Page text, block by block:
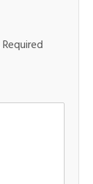
Required